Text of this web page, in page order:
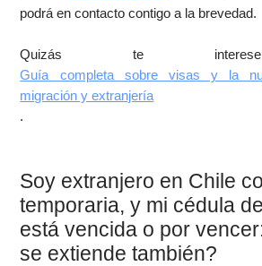
podrá en contacto contigo a la brevedad.
Quizás te
Guía completa sobre visas y la
migración y extranjería
.
Soy extranjero en Chile
temporaria, y mi cédula
está vencida o por
se extiende también?